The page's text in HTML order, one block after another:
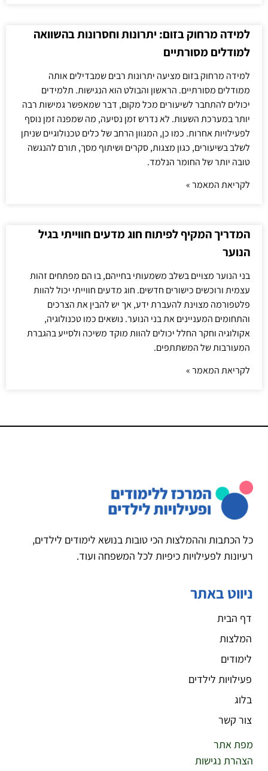
למידה מרחוק בזום: יתרונות וחסרונות בהשוואה
למודלים מסורתיים
למידה מרחוק בזום מציעה יתרונות רבים שמבדילים אותה
ממודלים מסורתיים. הראשון והבולט הוא הנגישות. תלמידים
יכולים להתחבר לשיעורים מכל מקום, דבר שמאפשר גמישות רבה
יותר במערכת השעות. לא נדרש זמן נסיעה, מה שמפנה זמן נוסף
לפעילויות אחרות. כמו כן, המגוון הרחב של כלים טכנולוגיים שניתן
לשלב בשיעורים, כגון מצגות, סקרים ושיתוף מסך, תורם להנגשה
טובה יותר של החומר הנלמד.
לקריאת המאמר »
המדריך המקיף לפיתוח חוג מדעים חווייתי בגיל
הנוער
בני הנוער מצויים בשלב משמעותי בחייהם, בו הם מפתחים זהות
עצמית ורוכשים כישורים חדשים. חוג מדעים חווייתי יכול להוות
פלטפורמה מצוינת להעברת ידע, אך יש להבין את הצרכים
והתחומים המעניינים את בני הנוער. נושאים כמו טכנולוגיה,
אקולוגיה וחקר החלל יכולים להוות מוקד משיכה ולסייע בהגברת
המעורבות של המשתתפים.
לקריאת המאמר »
כל הכתבות וההמלצות הכי טובות בנושא לימודים לילדים,
רעיונות לפעילויות כיפיות לכל המשפחה ועוד.
ניווט באתר
דף הבית
המלצות
לימודים
פעילויות לילדים
בלוג
צור קשר
מפת אתר
הצהרת נגישות